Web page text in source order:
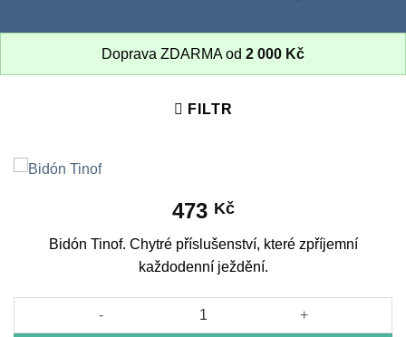
Doprava ZDARMA od 2 000 Kč
FILTR
473 Kč
Bidón Tinof. Chytré příslušenství, které zpříjemní
každodenní ježdění.